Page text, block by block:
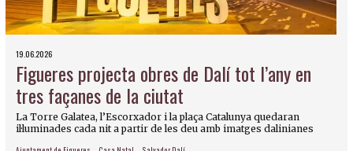
19.06.2026
Figueres projecta obres de Dalí tot l’any en
tres façanes de la ciutat
La Torre Galatea, l’Escorxador i la plaça Catalunya quedaran
il·luminades cada nit a partir de les deu amb imatges dalinianes